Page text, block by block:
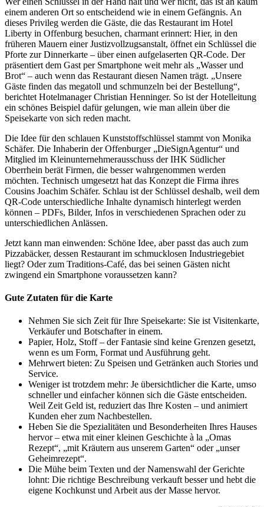
einem anderen Ort so entscheidend wie in einem Gefängnis. An
dieses Privileg werden die Gäste, die das Restaurant im Hotel
Liberty in Offenburg besuchen, charmant erinnert: Hier, in den
früheren Mauern einer Justizvollzugsanstalt, öffnet ein Schlüssel die
Pforte zur Dinnerkarte – über einen aufgelaserten QR-Code. Der
präsentiert dem Gast per Smartphone weit mehr als „Wasser und
Brot“ – auch wenn das Restaurant diesen Namen trägt. „Unsere
Gäste finden das megatoll und schmunzeln bei der Bestellung“,
berichtet Hotelmanager Christian Henninger. So ist der Hotelleitung
ein schönes Beispiel dafür gelungen, wie man allein über die
Speisekarte von sich reden macht.
Die Idee für den schlauen Kunststoffschlüssel stammt von Monika
Schäfer. Die Inhaberin der Offenburger „DieSignAgentur“ und
Mitglied im Kleinunternehmerausschuss der IHK Südlicher
Oberrhein berät Firmen, die besser wahrgenommen werden
möchten. Technisch umgesetzt hat das Konzept die Firma ihres
Cousins Joachim Schäfer. Schlau ist der Schlüssel deshalb, weil dem
QR-Code unterschiedliche Inhalte dynamisch hinterlegt werden
können – PDFs, Bilder, Infos in verschiedenen Sprachen oder zu
unterschiedlichen Anlässen.
Jetzt kann man einwenden: Schöne Idee, aber passt das auch zum
Pizzabäcker, dessen Restaurant im schmucklosen Industriegebiet
liegt? Oder zum Traditions-Café, das bei seinen Gästen nicht
zwingend ein Smartphone voraussetzen kann?
Gute Zutaten für die Karte
Nehmen Sie sich Zeit für Ihre Speisekarte: Sie ist Visitenkarte,
Verkäufer und Botschafter in einem.
Papier, Holz, Stoff – der Fantasie sind keine Grenzen gesetzt,
wenn es um Form, Format und Ausführung geht.
Mehrwert bieten: Zu Speisen und Getränken auch Stories und
Service.
Weniger ist trotzdem mehr: Je übersichtlicher die Karte, umso
schneller und einfacher können sich die Gäste entscheiden.
Weil Zeit Geld ist, reduziert das Ihre Kosten – und animiert
Kunden eher zum Nachbestellen.
Heben Sie die Spezialitäten und Besonderheiten Ihres Hauses
hervor – etwa mit einer kleinen Geschichte à la „Omas
Rezept“, „mit Kräutern aus unserem Garten“ oder „unser
Geheimrezept“.
Die Mühe beim Texten und der Namenswahl der Gerichte
lohnt: Die richtige Beschreibung verkauft besser und hebt die
eigene Kochkunst und Arbeit aus der Masse hervor.